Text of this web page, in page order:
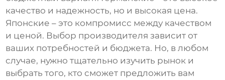
качество и надежность, но и высокая цена.
Японские – это компромисс между качеством
и ценой. Выбор производителя зависит от
ваших потребностей и бюджета. Но, в любом
случае, нужно тщательно изучить рынок и
выбрать того, кто сможет предложить вам